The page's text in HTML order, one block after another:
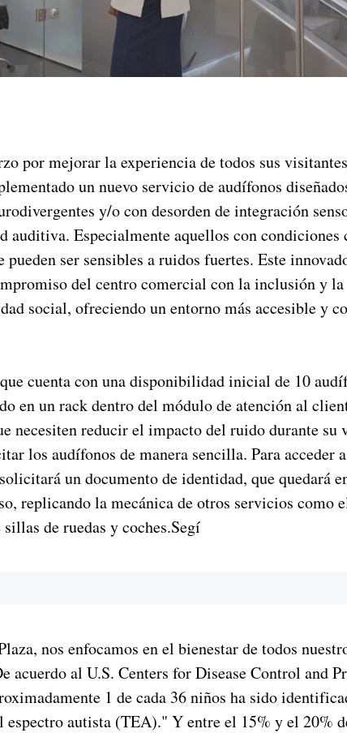
por mejorar la experiencia de todos sus
un nuevo servicio de audífonos
y/o con desorden de integración
auditiva. Especialmente aquellos con condiciones
pueden ser sensibles a ruidos fuertes. Este
del centro comercial con la inclusión y la
social, ofreciendo un entorno más accesible y
cuenta con una disponibilidad inicial de 10
en un rack dentro del módulo de atención al
necesiten reducir el impacto del ruido durante su
los audífonos de manera sencilla. Para acceder
un documento de identidad, que quedará
replicando la mecánica de otros servicios como
de ruedas y coches.Segí
nos enfocamos en el bienestar de todos
acuerdo al U.S. Centers for Disease Control and
1 de cada 36 niños ha sido
espectro autista (TEA)." Y entre el 15% y el 20%